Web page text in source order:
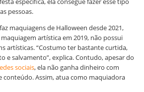
pessoas.
maquiagens de Halloween desde 2021,
artística em 2019, não possui
artísticas. “Costumo ter bastante curtida,
e salvamento”, explica. Contudo, apesar do
sociais, ela não ganha dinheiro com
conteúdo. Assim, atua como maquiadora